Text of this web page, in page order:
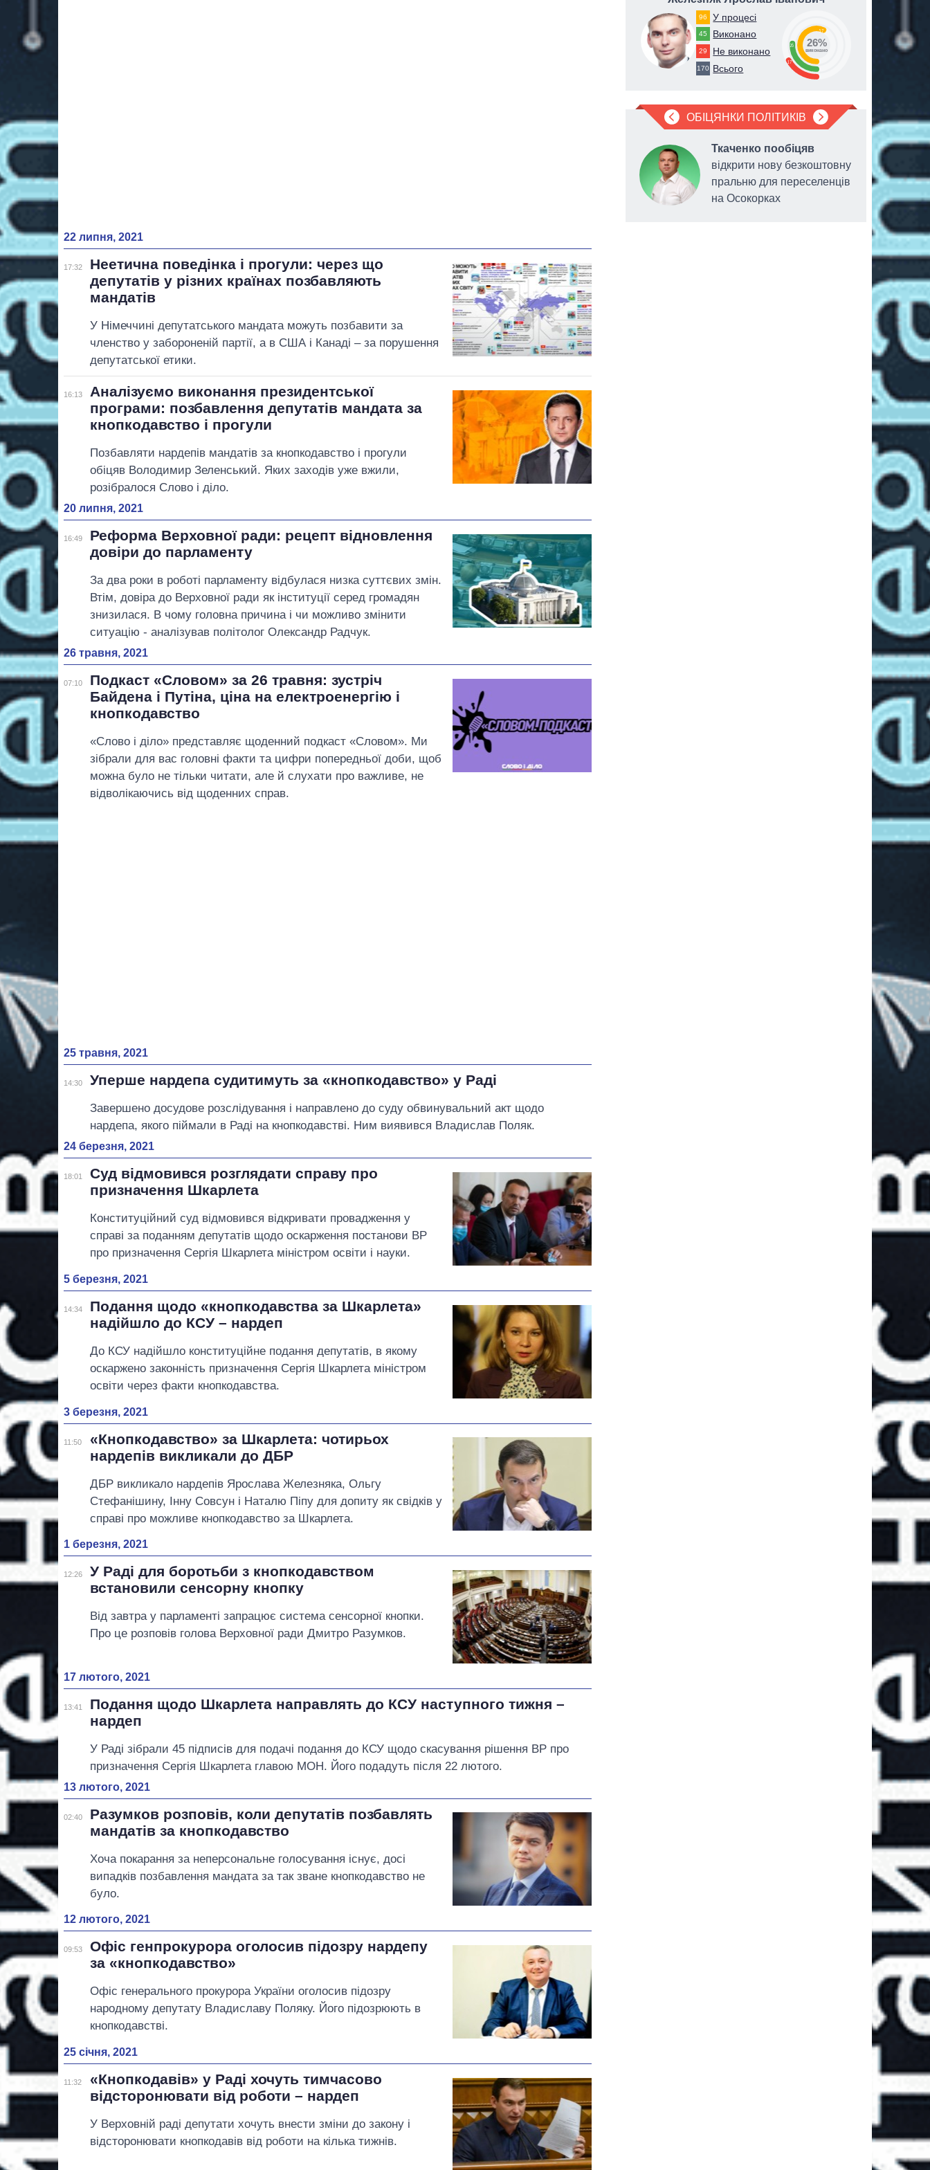
22 липня, 2021
17:32
Неетична поведінка і прогули: через що
депутатів у різних країнах позбавляють
мандатів
У Німеччині депутатського мандата можуть позбавити за
членство у забороненій партії, а в США і Канаді – за порушення
депутатської етики.
16:13
Аналізуємо виконання президентської
програми: позбавлення депутатів мандата за
кнопкодавство і прогули
Позбавляти нардепів мандатів за кнопкодавство і прогули
обіцяв Володимир Зеленський. Яких заходів уже вжили,
розібралося Слово і діло.
20 липня, 2021
16:49
Реформа Верховної ради: рецепт відновлення
довіри до парламенту
За два роки в роботі парламенту відбулася низка суттєвих змін.
Втім, довіра до Верховної ради як інституції серед громадян
знизилася. В чому головна причина і чи можливо змінити
ситуацію - аналізував політолог Олександр Радчук.
26 травня, 2021
07:10
Подкаст «Словом» за 26 травня: зустріч
Байдена і Путіна, ціна на електроенергію і
кнопкодавство
«Слово і діло» представляє щоденний подкаст «Словом». Ми
зібрали для вас головні факти та цифри попередньої доби, щоб
можна було не тільки читати, але й слухати про важливе, не
відволікаючись від щоденних справ.
25 травня, 2021
14:30 Уперше нардепа судитимуть за «кнопкодавство» у Раді
Завершено досудове розслідування і направлено до суду обвинувальний акт щодо
нардепа, якого піймали в Раді на кнопкодавстві. Ним виявився Владислав Поляк.
24 березня, 2021
18:01
Суд відмовився розглядати справу про
призначення Шкарлета
Конституційний суд відмовився відкривати провадження у
справі за поданням депутатів щодо оскарження постанови ВР
про призначення Сергія Шкарлета міністром освіти і науки.
5 березня, 2021
14:34
Подання щодо «кнопкодавства за Шкарлета»
надійшло до КСУ – нардеп
До КСУ надійшло конституційне подання депутатів, в якому
оскаржено законність призначення Сергія Шкарлета міністром
освіти через факти кнопкодавства.
3 березня, 2021
11:50
«Кнопкодавство» за Шкарлета: чотирьох
нардепів викликали до ДБР
ДБР викликало нардепів Ярослава Железняка, Ольгу
Стефанішину, Інну Совсун і Наталю Піпу для допиту як свідків у
справі про можливе кнопкодавство за Шкарлета.
1 березня, 2021
12:26
У Раді для боротьби з кнопкодавством
встановили сенсорну кнопку
Від завтра у парламенті запрацює система сенсорної кнопки.
Про це розповів голова Верховної ради Дмитро Разумков.
17 лютого, 2021
13:41
Подання щодо Шкарлета направлять до КСУ наступного тижня –
нардеп
У Раді зібрали 45 підписів для подачі подання до КСУ щодо скасування рішення ВР про
призначення Сергія Шкарлета главою МОН. Його подадуть після 22 лютого.
13 лютого, 2021
02:40
Разумков розповів, коли депутатів позбавлять
мандатів за кнопкодавство
Хоча покарання за неперсональне голосування існує, досі
випадків позбавлення мандата за так зване кнопкодавство не
було.
12 лютого, 2021
09:53
Офіс генпрокурора оголосив підозру нардепу
за «кнопкодавство»
Офіс генерального прокурора України оголосив підозру
народному депутату Владиславу Поляку. Його підозрюють в
кнопкодавстві.
25 січня, 2021
11:32
«Кнопкодавів» у Раді хочуть тимчасово
відсторонювати від роботи – нардеп
У Верховній раді депутати хочуть внести зміни до закону і
відсторонювати кнопкодавів від роботи на кілька тижнів.
96 У процесі
45 Виконано
29 Не виконано
170 Всього
17
26
57
26%
виконано
ОБІЦЯНКИ ПОЛІТИКІВ
Ткаченко пообіцяв
відкрити нову безкоштовну
пральню для переселенців
на Осокорках